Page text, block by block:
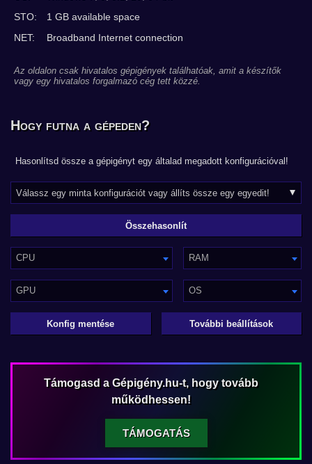
STO:
1 GB available space
NET:
Broadband Internet connection
Az oldalon csak hivatalos gépigények találhatóak, amit a készítők
vagy egy hivatalos forgalmazó cég tett közzé.
Hogy futna a gépeden?
Hasonlítsd össze a gépigényt egy általad megadott konfigurációval!
CPU RAM
GPU OS
Konfig mentése További beállítások
Támogasd a Gépigény.hu-t, hogy tovább
működhessen!
TÁMOGATÁS